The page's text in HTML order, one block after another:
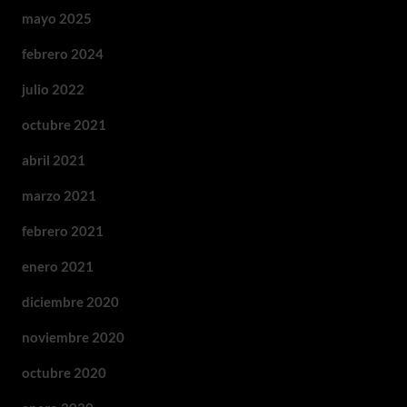
mayo 2025
febrero 2024
julio 2022
octubre 2021
abril 2021
marzo 2021
febrero 2021
enero 2021
diciembre 2020
noviembre 2020
octubre 2020